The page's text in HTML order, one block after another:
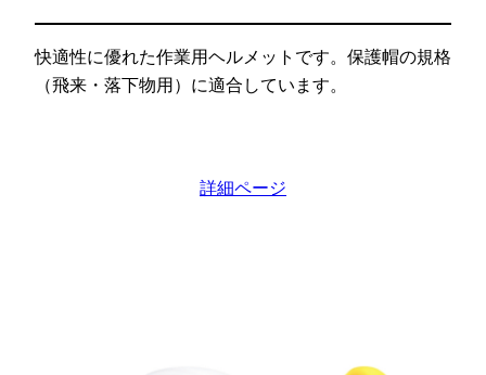
快適性に優れた作業用ヘルメットです。保護帽の規格
（飛来・落下物用）に適合しています。
詳細ページ